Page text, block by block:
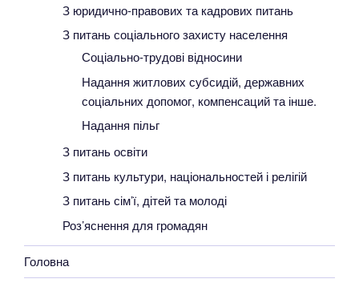
З юридично-правових та кадрових питань
З питань соціального захисту населення
Соціально-трудові відносини
Надання житлових субсидій, державних
соціальних допомог, компенсаций та інше.
Надання пільг
З питань освіти
З питань культури, національностей і релігій
З питань сім’ї, дітей та молоді
Роз’яснення для громадян
Головна